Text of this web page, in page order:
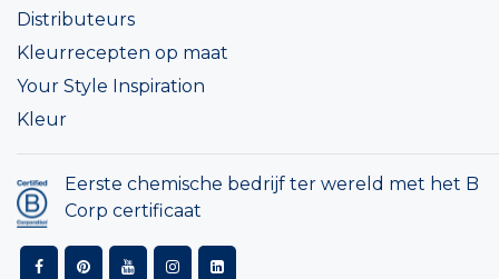
Distributeurs
Kleurrecepten op maat
Your Style Inspiration
Kleur
Eerste chemische bedrijf ter wereld met het B
Corp certificaat